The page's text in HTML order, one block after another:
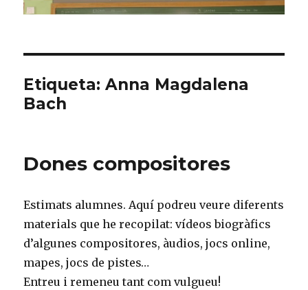
Etiqueta: Anna Magdalena
Bach
Dones compositores
Estimats alumnes. Aquí podreu veure diferents
materials que he recopilat: vídeos biogràfics
d’algunes compositores, àudios, jocs online,
mapes, jocs de pistes…
Entreu i remeneu tant com vulgueu!